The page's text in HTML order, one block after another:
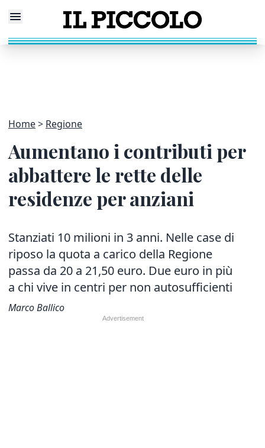
Home Regione
Aumentano i contributi per
abbattere le rette delle
residenze per anziani
Stanziati 10 milioni in 3 anni. Nelle case di
riposo la quota a carico della Regione
passa da 20 a 21,50 euro. Due euro in più
a chi vive in centri per non autosufficienti
Marco Ballico